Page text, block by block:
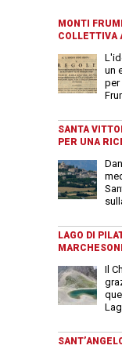
MONTI
COLLETTIVA
un
per
SANTA
PER UNA
LAGO DI
Il